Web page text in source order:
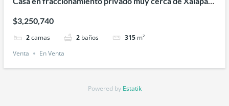
$3,250,740
2camas 2 baños 315 m²
Venta
En Venta
Powered by Estatik